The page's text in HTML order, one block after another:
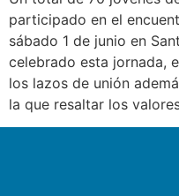
participado en el
sábado 1 de junio en
celebrado esta jornada,
los lazos de unión
la que resaltar los